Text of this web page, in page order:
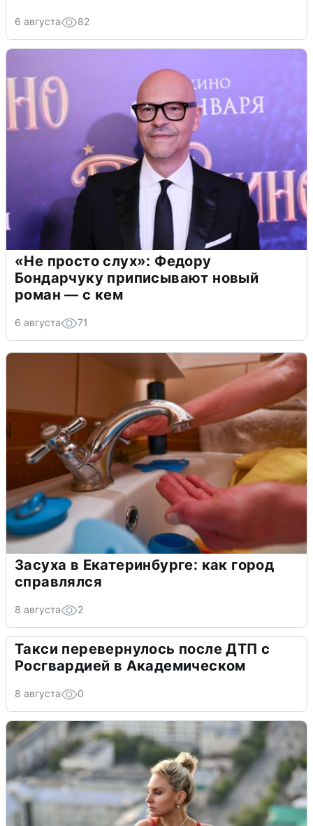
6 августа 82
«Не просто слух»: Федору
Бондарчуку приписывают новый
роман — с кем
6 августа 71
Засуха в Екатеринбурге: как город
справлялся
8 августа 2
Такси перевернулось после ДТП с
Росгвардией в Академическом
8 августа 0